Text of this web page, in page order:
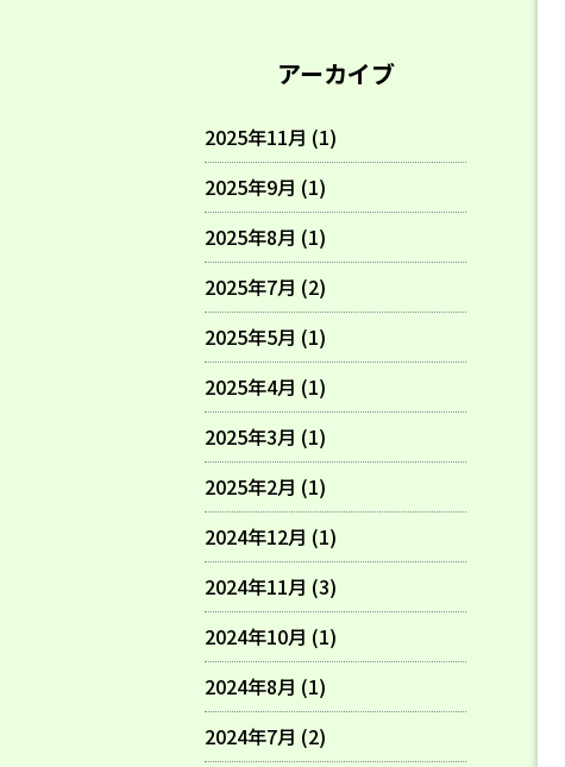
アーカイブ
2025年11月 (1)
2025年9月 (1)
2025年8月 (1)
2025年7月 (2)
2025年5月 (1)
2025年4月 (1)
2025年3月 (1)
2025年2月 (1)
2024年12月 (1)
2024年11月 (3)
2024年10月 (1)
2024年8月 (1)
2024年7月 (2)